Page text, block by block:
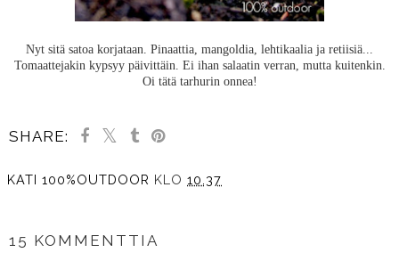
Nyt sitä satoa korjataan. Pinaattia, mangoldia, lehtikaalia ja retiisiä...
Tomaattejakin kypsyy päivittäin. Ei ihan salaatin verran, mutta kuitenkin.
Oi tätä tarhurin onnea!
SHARE:
KATI 100%OUTDOOR KLO 10.37
15 KOMMENTTIA